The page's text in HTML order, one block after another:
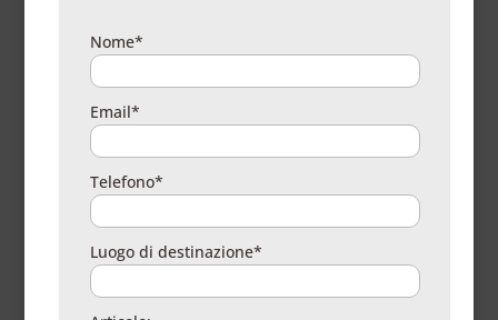
Nome*
Email*
Telefono*
Luogo di destinazione*